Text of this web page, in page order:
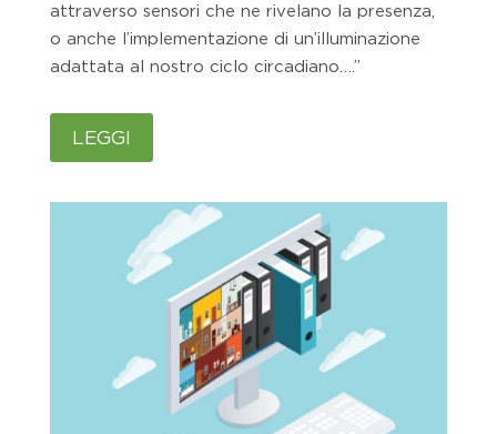
attraverso sensori che ne rivelano la presenza,
o anche l’implementazione di un’illuminazione
adattata al nostro ciclo circadiano….”
LEGGI